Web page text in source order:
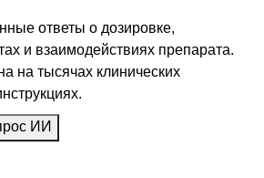
ответы о дозировке,
и взаимодействиях препарата.
на тысячах клинических
ИИ